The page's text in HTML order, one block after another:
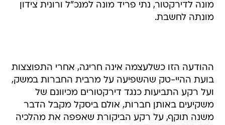
מונה לדירקטור, נתי פריד מונה למנכ"ל ורונית צידון
מונתה לחשבת.
ההודעה הזו כשלעצמה אינה חריגה, אחרי התפוצצות
בועת ההיי-טק שהשפיעה על מרבית החברות במשק,
ועל רקע התביעות כנגד דירקטורים מכיוונם של
משקיעים באותן חברות, אולם ביסקל מקבל הדבר
משנה תוקף, על רקע הביקורת שאפפה את מהלכיה